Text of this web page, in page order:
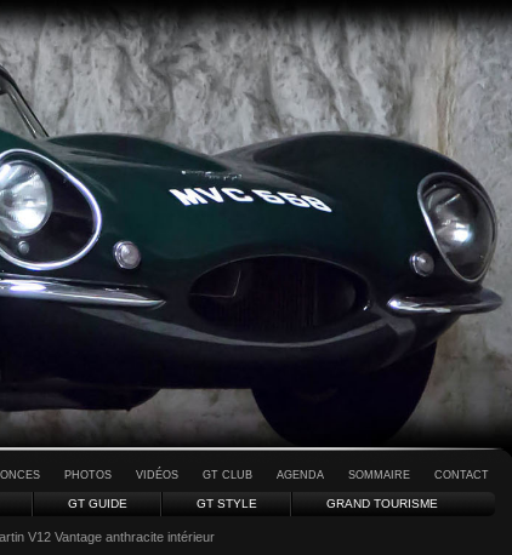
PHOTOS VIDÉOS GT CLUB AGENDA SOMMAIRE CONTACT
GT GUIDE GT STYLE GRAND TOURISME
V12 Vantage anthracite intérieur